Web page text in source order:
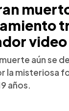
video
aún se
la misteriosa
años.